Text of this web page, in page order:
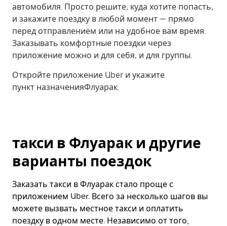
автомобиля. Просто решите, куда хотите попасть,
и закажите поездку в любой момент — прямо
перед отправлением или на удобное вам время.
Заказывать комфортные поездки через
приложение можно и для себя, и для группы.
Откройте приложение Uber и укажите
пункт назначенияФлуарак.
такси в Флуарак и другие
варианты поездок
Заказать такси в Флуарак стало проще с
приложением Uber. Всего за несколько шагов вы
можете вызвать местное такси и оплатить
поездку в одном месте. Независимо от того,